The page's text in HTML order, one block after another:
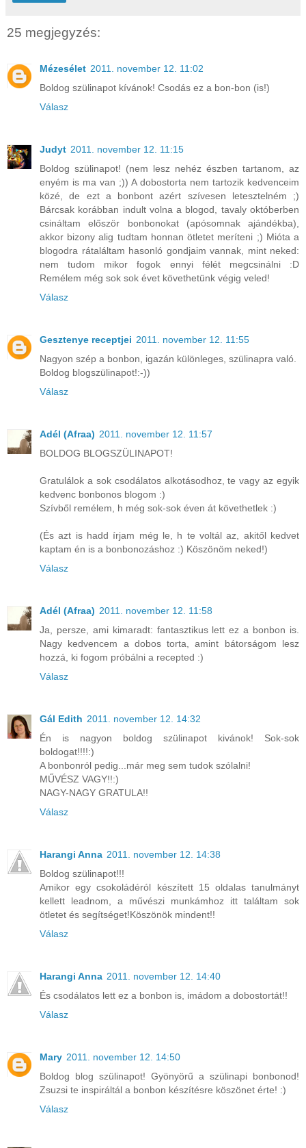
25 megjegyzés:
Mézesélet 2011. november 12. 11:02
Boldog szülinapot kívánok! Csodás ez a bon-bon (is!)
Válasz
Judyt 2011. november 12. 11:15
Boldog szülinapot! (nem lesz nehéz észben tartanom, az
enyém is ma van ;)) A dobostorta nem tartozik kedvenceim
közé, de ezt a bonbont azért szívesen letesztelném ;)
Bárcsak korábban indult volna a blogod, tavaly októberben
csináltam először bonbonokat (apósomnak ajándékba),
akkor bizony alig tudtam honnan ötletet meríteni ;) Mióta a
blogodra rátaláltam hasonló gondjaim vannak, mint neked:
nem tudom mikor fogok ennyi félét megcsinálni :D
Remélem még sok sok évet követhetünk végig veled!
Válasz
Gesztenye receptjei 2011. november 12. 11:55
Nagyon szép a bonbon, igazán különleges, szülinapra való.
Boldog blogszülinapot!:-))
Válasz
Adél (Afraa) 2011. november 12. 11:57
BOLDOG BLOGSZÜLINAPOT!
Gratulálok a sok csodálatos alkotásodhoz, te vagy az egyik
kedvenc bonbonos blogom :)
Szívből remélem, h még sok-sok éven át követhetlek :)
(És azt is hadd írjam még le, h te voltál az, akitől kedvet
kaptam én is a bonbonozáshoz :) Köszönöm neked!)
Válasz
Adél (Afraa) 2011. november 12. 11:58
Ja, persze, ami kimaradt: fantasztikus lett ez a bonbon is.
Nagy kedvencem a dobos torta, amint bátorságom lesz
hozzá, ki fogom próbálni a recepted :)
Válasz
Gál Edith 2011. november 12. 14:32
Én is nagyon boldog szülinapot kivánok! Sok-sok
boldogat!!!!:)
A bonbonról pedig...már meg sem tudok szólalni!
MŰVÉSZ VAGY!!:)
NAGY-NAGY GRATULA!!
Válasz
Harangi Anna 2011. november 12. 14:38
Boldog szülinapot!!!
Amikor egy csokoládéról készített 15 oldalas tanulmányt
kellett leadnom, a művészi munkámhoz itt találtam sok
ötletet és segítséget!Köszönök mindent!!
Válasz
Harangi Anna 2011. november 12. 14:40
És csodálatos lett ez a bonbon is, imádom a dobostortát!!
Válasz
Mary 2011. november 12. 14:50
Boldog blog szülinapot! Gyönyörű a szülinapi bonbonod!
Zsuzsi te inspiráltál a bonbon készítésre köszönet érte! :)
Válasz